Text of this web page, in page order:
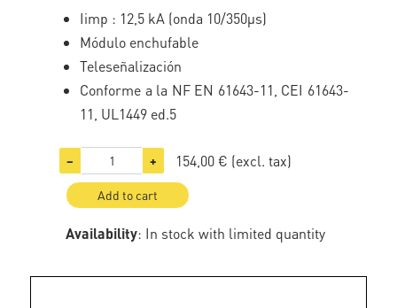
Iimp : 12,5 kA (onda 10/350µs)
Módulo enchufable
Teleseñalización
Conforme a la NF EN 61643-11, CEI 61643-
11, UL1449 ed.5
− + 154,00 € (excl. tax)
Add to cart
Availability: In stock with limited quantity